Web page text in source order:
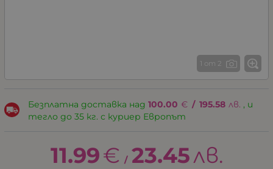
1 от 2
Безплатна доставка над 100.00 € / 195.58 лв. , и
тегло до 35 кг. с куриер Европът
11.99€ / 23.45лв.